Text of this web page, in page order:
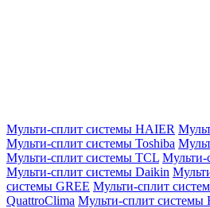
Мульти-сплит системы HAIER
Мульти-сплит системы Toshiba
Мульти-сплит системы TCL Мульти-
Мульти-сплит системы Daikin
системы GREE Мульти-сплит
QuattroClima Мульти-сплит системы